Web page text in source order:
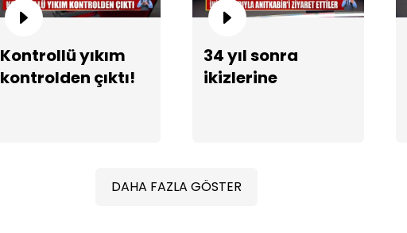
Kontrollü yıkım
kontrolden çıktı!
34 yıl sonra
ikizlerine
DAHA FAZLA GÖSTER